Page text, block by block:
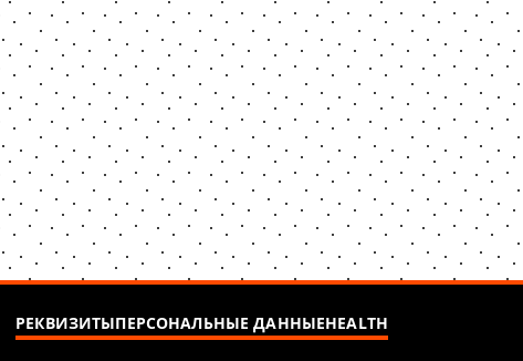
РЕКВИЗИТЫПЕРСОНАЛЬНЫЕ ДАННЫЕHEALTH